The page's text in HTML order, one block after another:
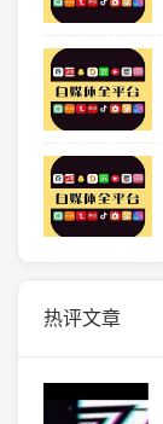
热评文章